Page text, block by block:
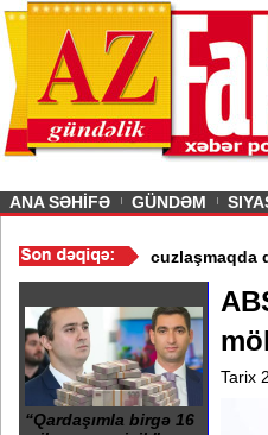
ANA SƏHİFƏ GÜNDƏM
/ Azərbaycan nefti
“Qardaşımla birgə 16
Tarix